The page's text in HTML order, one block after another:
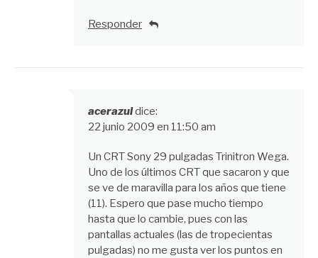
Responder
acerazuldice:
22 junio 2009 en 11:50 am
Un CRT Sony 29 pulgadas Trinitron Wega.
Uno de los últimos CRT que sacaron y que
se ve de maravilla para los años que tiene
(11). Espero que pase mucho tiempo
hasta que lo cambie, pues con las
pantallas actuales (las de tropecientas
pulgadas) no me gusta ver los puntos en